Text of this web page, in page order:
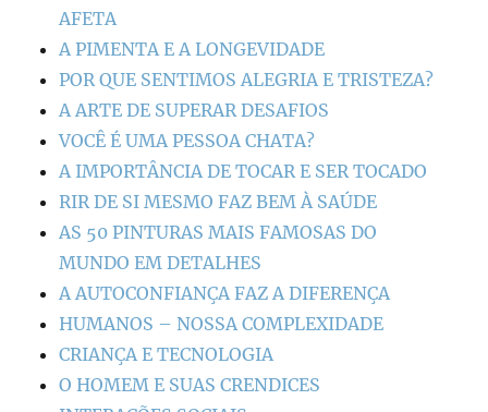
AFETA
A PIMENTA E A LONGEVIDADE
POR QUE SENTIMOS ALEGRIA E TRISTEZA?
A ARTE DE SUPERAR DESAFIOS
VOCÊ É UMA PESSOA CHATA?
A IMPORTÂNCIA DE TOCAR E SER TOCADO
RIR DE SI MESMO FAZ BEM À SAÚDE
AS 50 PINTURAS MAIS FAMOSAS DO
MUNDO EM DETALHES
A AUTOCONFIANÇA FAZ A DIFERENÇA
HUMANOS – NOSSA COMPLEXIDADE
CRIANÇA E TECNOLOGIA
O HOMEM E SUAS CRENDICES